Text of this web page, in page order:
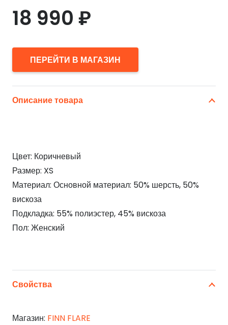
18 990 ₽
ПЕРЕЙТИ В МАГАЗИН
Описание товара
Цвет: Коричневый
Размер: XS
Материал: Основной материал: 50% шерсть, 50%
вискоза
Подкладка: 55% полиэстер, 45% вискоза
Пол: Женский
Свойства
Магазин: FINN FLARE